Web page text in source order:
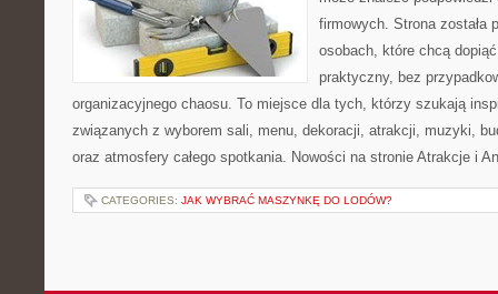
firmowych. Strona została
osobach, które chcą
praktyczny, bez
organizacyjnego chaosu. To miejsce dla tych, którzy szukają
związanych z wyborem sali, menu, dekoracji, atrakcji, muzyki,
oraz atmosfery całego spotkania. Nowości na stronie Atrakcje i
CATEGORIES: JAK WYBRAĆ MASZYNKĘ DO LODÓW?